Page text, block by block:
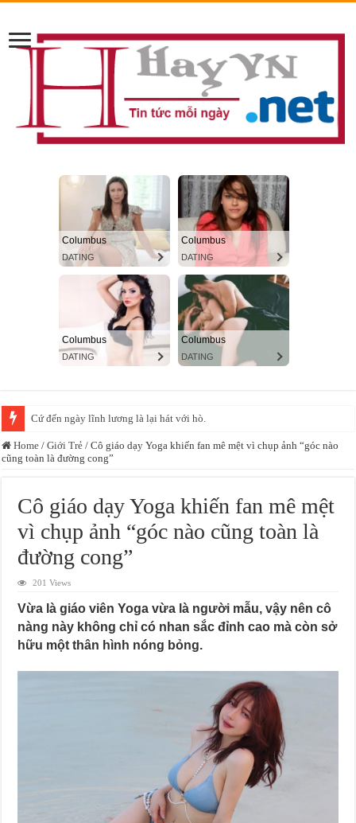
Diệp Phương Linh giữ vững phong độ, đều đặn “gây mê” CĐM với loạt
Home / Giới Trẻ / Cô giáo dạy Yoga khiến fan mê mệt vì chụp ảnh “góc nào
cũng toàn là đường cong”
Cô giáo dạy Yoga khiến fan mê mệt
vì chụp ảnh “góc nào cũng toàn là
đường cong”
201 Views
Vừa là giáo viên Yoga vừa là người mẫu, vậy nên cô
nàng này không chỉ có nhan sắc đỉnh cao mà còn sở
hữu một thân hình nóng bỏng.